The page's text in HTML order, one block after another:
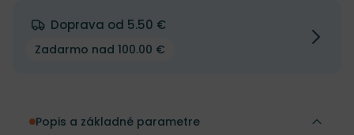
Doprava od 5.50 €
Zadarmo nad 100.00 €
Popis a základné parametre